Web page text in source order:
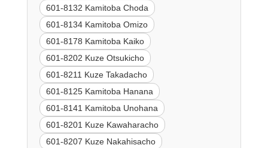
601-8132 Kamitoba Choda
601-8134 Kamitoba Omizo
601-8178 Kamitoba Kaiko
601-8202 Kuze Otsukicho
601-8211 Kuze Takadacho
601-8125 Kamitoba Hanana
601-8141 Kamitoba Unohana
601-8201 Kuze Kawaharacho
601-8207 Kuze Nakahisacho